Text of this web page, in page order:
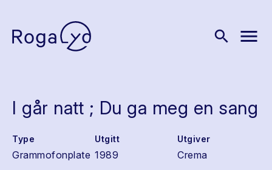
search menu
I går natt ; Du ga meg en sang
Type
Grammofonplate
Utgitt
1989
Utgiver
Crema